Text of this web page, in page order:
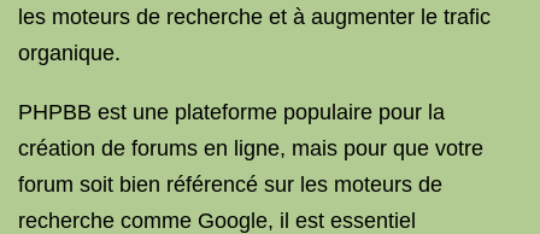
les moteurs de recherche et à augmenter le trafic
organique.
PHPBB est une plateforme populaire pour la
création de forums en ligne, mais pour que votre
forum soit bien référencé sur les moteurs de
recherche comme Google, il est essentiel